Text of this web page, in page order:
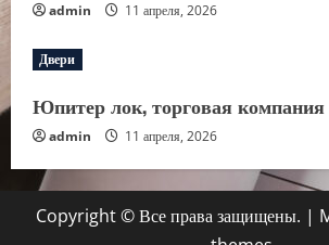
admin 11 апреля, 2026
Двери
Юпитер лок, торговая компания
admin 11 апреля, 2026
Copyright © Все права защищены. |